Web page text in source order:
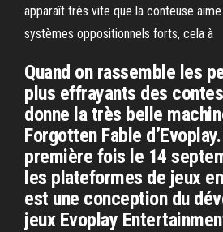
apparaît très vite que la conteuse
systèmes oppositionnels forts, cela à
Quand on rassemble les
plus effrayants des
donne la très belle
Forgotten Fable
première fois le 14
les plateformes de jeux
est une conception du
jeux Evoplay